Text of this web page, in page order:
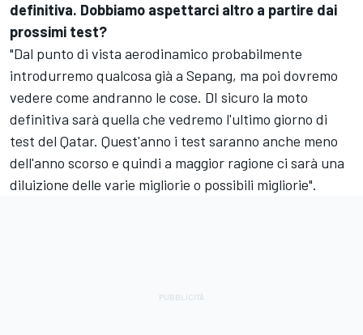
definitiva. Dobbiamo aspettarci altro a partire dai
prossimi test?
"Dal punto di vista aerodinamico probabilmente
introdurremo qualcosa già a Sepang, ma poi dovremo
vedere come andranno le cose. DI sicuro la moto
definitiva sarà quella che vedremo l'ultimo giorno di
test del Qatar. Quest'anno i test saranno anche meno
dell'anno scorso e quindi a maggior ragione ci sarà una
diluizione delle varie migliorie o possibili migliorie".